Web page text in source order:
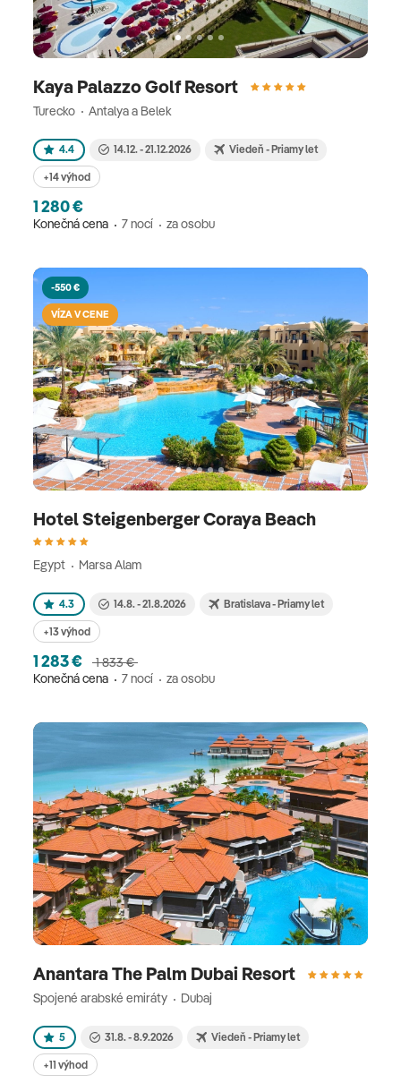
Kaya Palazzo Golf Resort
Turecko Antalya a Belek
4.4 14.12. - 21.12.2026 Viedeň - Priamy let
+14 výhod
1 280 €
Konečná cena 7 nocí za osobu
-550 €
VÍZA V CENE
Hotel Steigenberger Coraya Beach
Egypt Marsa Alam
4.3 14.8. - 21.8.2026 Bratislava - Priamy let
+13 výhod
1 283 €
1 833 €
Konečná cena
7 nocí za osobu
Anantara The Palm Dubai Resort
Spojené arabské emiráty Dubaj
5 31.8. - 8.9.2026 Viedeň - Priamy let
+11 výhod